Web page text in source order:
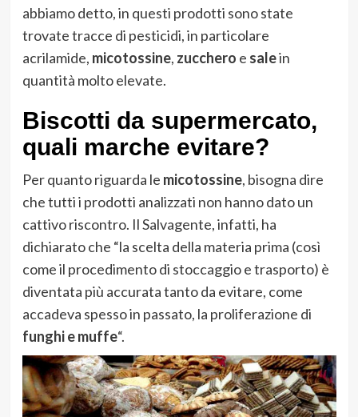
abbiamo detto, in questi prodotti sono state
trovate tracce di pesticidi, in particolare
acrilamide, micotossine, zucchero e salein
quantità molto elevate.
Biscotti da supermercato,
quali marche evitare?
Per quanto riguarda le micotossine, bisogna dire
che tutti i prodotti analizzati non hanno dato un
cattivo riscontro. Il Salvagente, infatti, ha
dichiarato che “la scelta della materia prima (così
come il procedimento di stoccaggio e trasporto) è
diventata più accurata tanto da evitare, come
accadeva spesso in passato, la proliferazione di
funghi e muffe“.